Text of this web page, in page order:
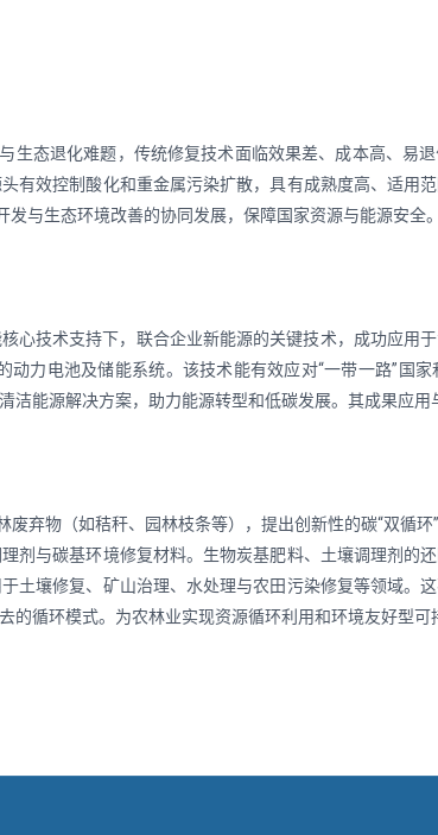
生态退化难题，传统修复技术面临效果差、成本高、易
有效控制酸化和重金属污染扩散，具有成熟度高、适用
与生态环境改善的协同发展，保障国家资源与能源安全。
心技术支持下，联合企业新能源的关键技术，成功应用
力电池及储能系统。该技术能有效应对“一带一路”国
能源解决方案，助力能源转型和低碳发展。其成果应用
废弃物（如秸秆、园林枝条等），提出创新性的碳“双循
剂与碳基环境修复材料。生物炭基肥料、土壤调理剂的
土壤修复、矿山治理、水处理与农田污染修复等领域。
循环模式。为农林业实现资源循环利用和环境友好型可